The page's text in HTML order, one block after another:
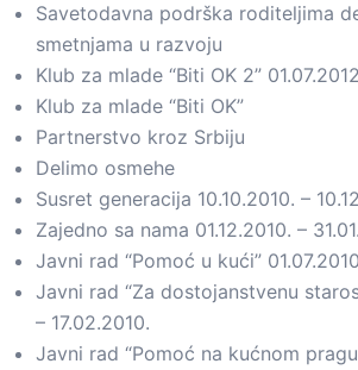
Savetodavna podrška roditeljima
smetnjama u razvoju
Klub za mlade “Biti OK 2”
Klub za mlade “Biti OK”
Partnerstvo kroz Srbiju
Delimo osmehe
Susret generacija 10.10.2010. –
Zajedno sa nama 01.12.2010. –
Javni rad “Pomoć u kući”
Javni rad “Za dostojanstvenu
– 17.02.2010.
Javni rad “Pomoć na kućnom